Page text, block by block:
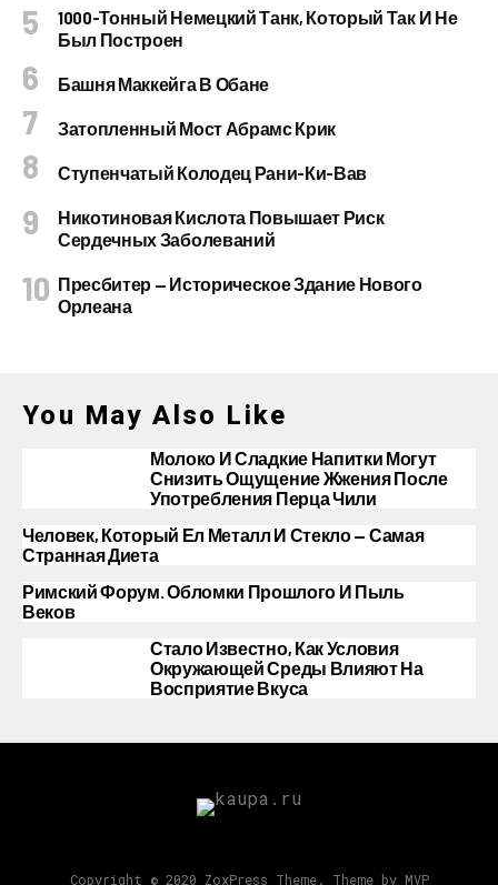
1000-Тонный Немецкий Танк, Который Так И Не
Был Построен
Башня Маккейга В Обане
Затопленный Мост Абрамс Крик
Ступенчатый Колодец Рани-Ки-Вав
Никотиновая Кислота Повышает Риск
Сердечных Заболеваний
Пресбитер — Историческое Здание Нового
Орлеана
You May Also Like
Молоко И Сладкие Напитки Могут
Снизить Ощущение Жжения После
Употребления Перца Чили
Человек, Который Ел Металл И Стекло — Самая
Странная Диета
Римский Форум. Обломки Прошлого И Пыль
Веков
Стало Известно, Как Условия
Окружающей Среды Влияют На
Восприятие Вкуса
Copyright © 2020 ZoxPress Theme. Theme by MVP